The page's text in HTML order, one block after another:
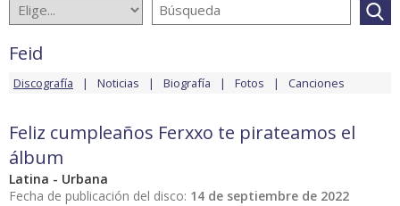
Feid
Discografía Noticias Biografía Fotos Canciones
Feliz cumpleaños Ferxxo te pirateamos el
álbum
Latina - Urbana
Fecha de publicación del disco: 14 de septiembre de 2022